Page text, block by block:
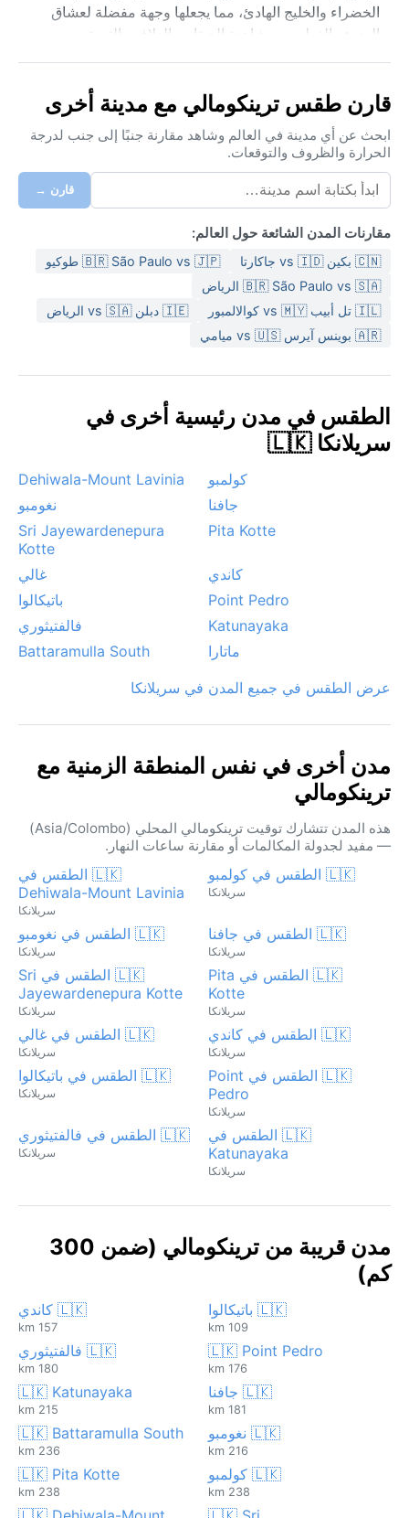
الخضراء والخليج الهادئ، مما يجعلها وجهة مفضلة لعشاق
الهدوء والغطس ومشاهدة الحيتان والدلافين التي تزور
وفقًا لتصنيف كوبن للمناخ، تقع ترينكومالي ضمن منطقة
المناخ السافاني الاستوائي (Aw). يتميز الصيف بارتفاع درجات
الحرارة والرطوبة، حيث تتراوح الحرارة بين 27 و33 درجة
مئوية، مع هطول أمطار خفيفة أحيانًا. أما الشتاء فيكون أكثر
جفافًا واعتدالًا، خصوصًا من فبراير حتى أبريل. تستقبل المدينة
موسمين للأمطار، أولهما من أكتوبر إلى يناير بفعل الرياح
فيضانات محلية. ينصح الزائر بحزم ملابس قطنية خفيفة
ومظلة أو معطف مطر خلال الموسم الرطب، إضافة إلى واقٍ
من الشمس ونظارات شمسية للتنقل نهارًا.
أفضل وقت لزيارة ترينكومالي من الناحية الجوية هو بين
مارس وسبتمبر، حيث الأجواء مشمسة وجافة نسبيًا، مما
من أكتوبر إلى يناير، تتعرض المدينة للأمطار الموسمية
المصحوبة برياح قوية أحيانًا، وقد تشهد تشكل أعاصير مدارية
نادرة في خليج البنغال، لكنها ليست ظاهرة متكررة. يبقى
مناخها دافئًا طوال العام، مع رطوبة مرتفعة تخففها نسائم
البحر، مما يجعلها وجهة مثالية لمن يبحثون عن الدفء
والطبيعة الخلابة بعيدًا عن صخب المدن الكبرى.
قارن طقس ترينكومالي مع مدينة أخرى
ابحث عن أي مدينة في العالم وشاهد مقارنة جنبًا إلى جنب لدرجة
الحرارة والظروف والتوقعات.
قارن →
مقارنات المدن الشائعة حول العالم:
🇨🇳 بكين vs 🇮🇩 جاكارتا
🇧🇷 São Paulo vs 🇯🇵 طوكيو
🇧🇷 São Paulo vs 🇸🇦 الرياض
🇮🇱 تل أبيب vs 🇲🇾 كوالالمبور
🇮🇪 دبلن vs 🇸🇦 الرياض
🇦🇷 بوينس آيرس vs 🇺🇸 ميامي
الطقس في مدن رئيسية أخرى في
سريلانكا 🇱🇰
كولمبو
Dehiwala-Mount Lavinia
جافنا
نغومبو
Pita Kotte
Sri Jayewardenepura
Kotte
كاندي
غالي
Point Pedro
باتيكالوا
Katunayaka
فالفتيثوري
ماتارا
Battaramulla South
عرض الطقس في جميع المدن في سريلانكا
مدن أخرى في نفس المنطقة الزمنية مع
ترينكومالي
هذه المدن تتشارك توقيت ترينكومالي المحلي (Asia/Colombo)
— مفيد لجدولة المكالمات أو مقارنة ساعات النهار.
🇱🇰 الطقس في كولمبو
سريلانكا
🇱🇰 الطقس في
Dehiwala-Mount Lavinia
سريلانكا
🇱🇰 الطقس في جافنا
سريلانكا
🇱🇰 الطقس في نغومبو
سريلانكا
🇱🇰 الطقس في Pita
Kotte
سريلانكا
🇱🇰 الطقس في Sri
Jayewardenepura Kotte
سريلانكا
🇱🇰 الطقس في كاندي
سريلانكا
🇱🇰 الطقس في غالي
سريلانكا
🇱🇰 الطقس في Point
Pedro
سريلانكا
🇱🇰 الطقس في باتيكالوا
سريلانكا
🇱🇰 الطقس في
Katunayaka
سريلانكا
🇱🇰 الطقس في فالفتيثوري
سريلانكا
مدن قريبة من ترينكومالي (ضمن 300
كم)
🇱🇰 باتيكالوا
109 km
🇱🇰 كاندي
157 km
🇱🇰 Point Pedro
176 km
🇱🇰 فالفتيثوري
180 km
🇱🇰 جافنا
181 km
🇱🇰 Katunayaka
215 km
🇱🇰 نغومبو
216 km
🇱🇰 Battaramulla South
236 km
🇱🇰 كولمبو
238 km
🇱🇰 Pita Kotte
238 km